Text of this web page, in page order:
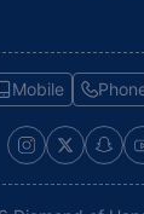
Mobile